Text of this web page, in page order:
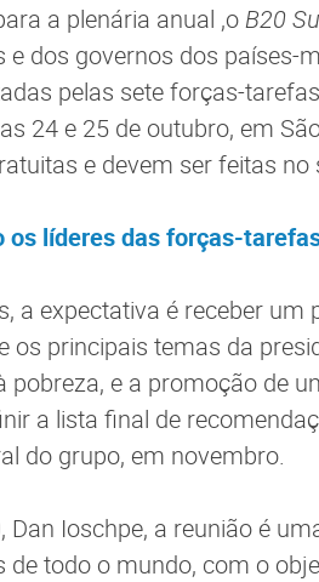
a plenária anual ,oB20
e dos governos dos
pelas sete forças-
24 e 25 de outubro, em
e devem ser feitas no
os líderes das forças-
a expectativa é receber
os principais temas da
pobreza, e a promoção de
a lista final de
do grupo, em novembro.
Dan Ioschpe, a reunião é
de todo o mundo, com o